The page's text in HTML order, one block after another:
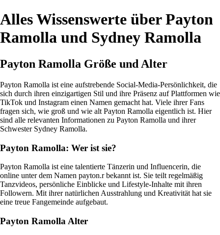
Alles Wissenswerte über Payton
Ramolla und Sydney Ramolla
Payton Ramolla Größe und Alter
Payton Ramolla ist eine aufstrebende Social-Media-Persönlichkeit, die
sich durch ihren einzigartigen Stil und ihre Präsenz auf Plattformen wie
TikTok und Instagram einen Namen gemacht hat. Viele ihrer Fans
fragen sich, wie groß und wie alt Payton Ramolla eigentlich ist. Hier
sind alle relevanten Informationen zu Payton Ramolla und ihrer
Schwester Sydney Ramolla.
Payton Ramolla: Wer ist sie?
Payton Ramolla ist eine talentierte Tänzerin und Influencerin, die
online unter dem Namen payton.r bekannt ist. Sie teilt regelmäßig
Tanzvideos, persönliche Einblicke und Lifestyle-Inhalte mit ihren
Followern. Mit ihrer natürlichen Ausstrahlung und Kreativität hat sie
eine treue Fangemeinde aufgebaut.
Payton Ramolla Alter